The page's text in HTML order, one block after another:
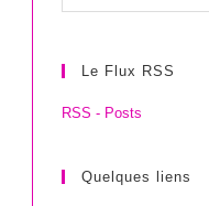
archives
Le Flux RSS
RSS - Posts
Quelques liens